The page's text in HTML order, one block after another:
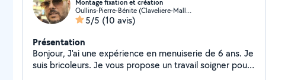
Montage fixation et création
Oullins-Pierre-Bénite (Claveliere-Malletiere)
5/5 (10 avis)
Présentation
Bonjour, J'ai une expérience en menuiserie de 6 ans. Je
suis bricoleurs. Je vous propose un travail soigner pour